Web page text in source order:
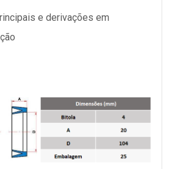
e derivações em